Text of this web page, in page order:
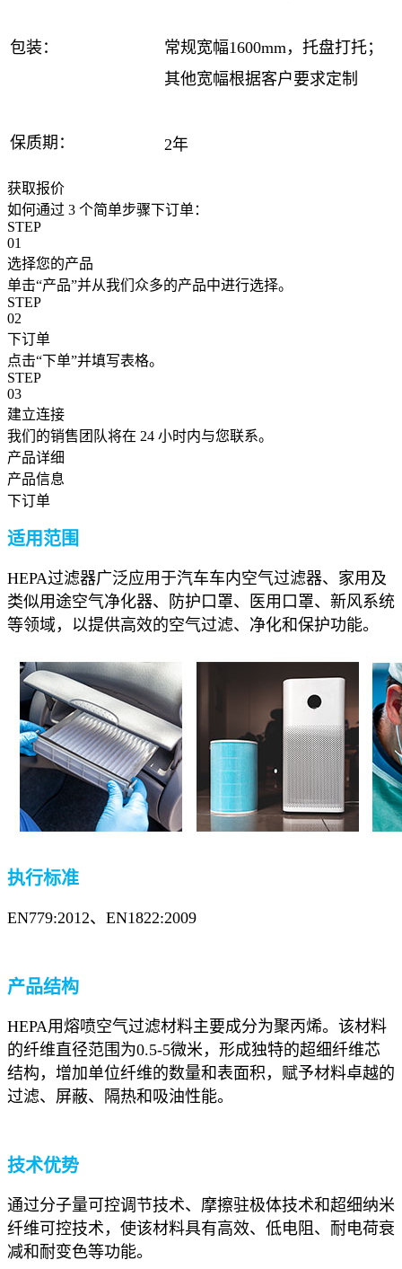
包装：
常规宽幅1600mm，托盘打托；
其他宽幅根据客户要求定制
保质期： 2年
获取报价
如何通过 3 个简单步骤下订单：
STEP
01
选择您的产品
单击“产品”并从我们众多的产品中进行选择。
STEP
02
下订单
点击“下单”并填写表格。
STEP
03
建立连接
我们的销售团队将在 24 小时内与您联系。
产品详细
产品信息
下订单
适用范围
HEPA过滤器广泛应用于汽车车内空气过滤器、家用及
类似用途空气净化器、防护口罩、医用口罩、新风系统
等领域，以提供高效的空气过滤、净化和保护功能。
执行标准
EN779:2012、EN1822:2009
产品结构
HEPA用熔喷空气过滤材料主要成分为聚丙烯。该材料
的纤维直径范围为0.5-5微米，形成独特的超细纤维芯
结构，增加单位纤维的数量和表面积，赋予材料卓越的
过滤、屏蔽、隔热和吸油性能。
技术优势
通过分子量可控调节技术、摩擦驻极体技术和超细纳米
纤维可控技术，使该材料具有高效、低电阻、耐电荷衰
减和耐变色等功能。